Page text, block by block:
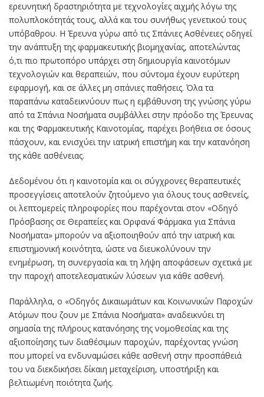
ερευνητική δραστηριότητα με τεχνολογίες αιχμής λόγω της
πολυπλοκότητάς τους, αλλά και του συνήθως γενετικού τους
υπόβαθρου. Η Έρευνα γύρω από τις Σπάνιες Ασθένειες οδηγεί
την ανάπτυξη της φαρμακευτικής βιομηχανίας, αποτελώντας
ό,τι πιο πρωτοπόρο υπάρχει στη δημιουργία καινοτόμων
τεχνολογιών και θεραπειών, που σύντομα έχουν ευρύτερη
εφαρμογή, και σε άλλες μη σπάνιες παθήσεις. Όλα τα
παραπάνω καταδεικνύουν πως η εμβάθυνση της γνώσης γύρω
από τα Σπάνια Νοσήματα συμβάλλει στην πρόοδο της Έρευνας
και της Φαρμακευτικής Καινοτομίας, παρέχει βοήθεια σε όσους
πάσχουν, και ενισχύει την ιατρική επιστήμη και την κατανόηση
της κάθε ασθένειας.
Δεδομένου ότι η καινοτομία και οι σύγχρονες θεραπευτικές
προσεγγίσεις αποτελούν ζητούμενο για όλους τους ασθενείς,
οι λεπτομερείς πληροφορίες που παρέχονται στον «Οδηγό
Πρόσβασης σε Θεραπείες και Ορφανά́ Φάρμακα για Σπάνια
Νοσήματα» μπορούν να αξιοποιηθούν από την ιατρική και
επιστημονική κοινότητα, ώστε να διευκολύνουν την
ενημέρωση, τη συνεργασία και τη λήψη αποφάσεων σχετικά με
την παροχή αποτελεσματικών λύσεων για κάθε ασθενή.
Παράλληλα, ο «Οδηγός Δικαιωμάτων και Κοινωνικών Παροχών
Ατόμων που ζουν με Σπάνια Νοσήματα» αναδεικνύει τη
σημασία της πλήρους κατανόησης της νομοθεσίας και της
αξιοποίησης των διαθέσιμων παροχών, παρέχοντας γνώση
που μπορεί να ενδυναμώσει κάθε ασθενή στην προσπάθειά
του να διεκδικήσει δίκαιη μεταχείριση, υποστήριξη και
βελτιωμένη ποιότητα ζωής.